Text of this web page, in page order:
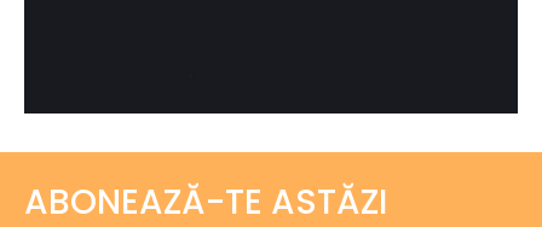
ABONEAZĂ-TE ASTĂZI